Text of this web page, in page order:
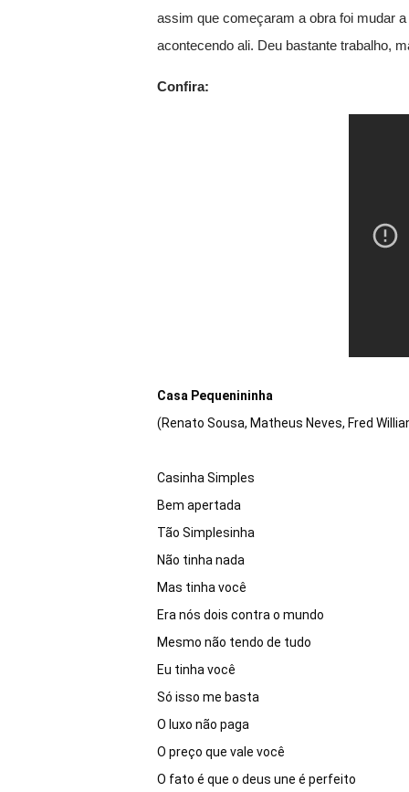
assim que começaram a obra foi mudar
acontecendo ali. Deu bastante trabalho,
Confira:
Casa Pequenininha
(Renato Sousa, Matheus Neves, Fred
Casinha Simples
Bem apertada
Tão Simplesinha
Não tinha nada
Mas tinha você
Era nós dois contra o mundo
Mesmo não tendo de tudo
Eu tinha você
Só isso me basta
O luxo não paga
O preço que vale você
O fato é que o deus une é perfeito